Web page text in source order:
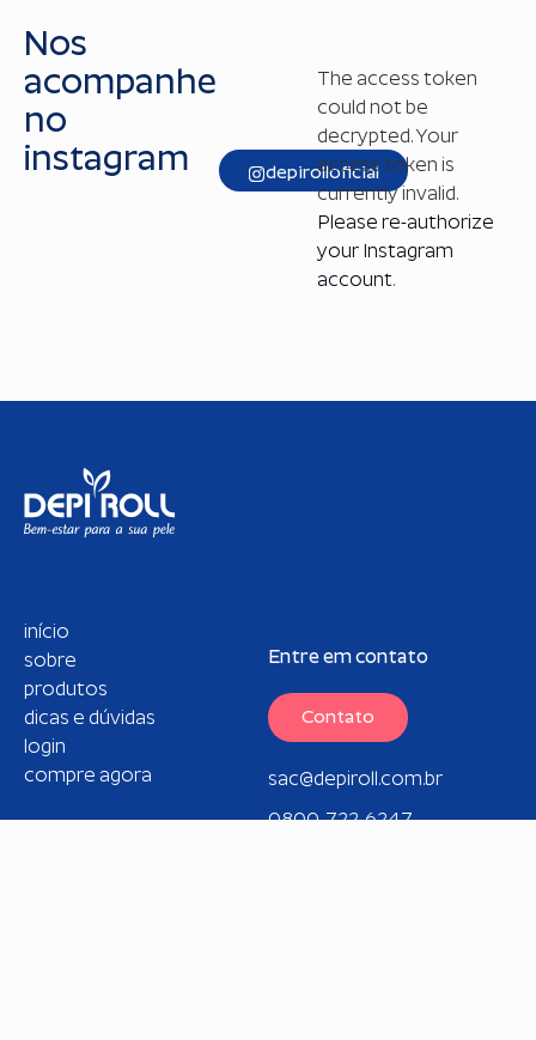
Nos
acompanhe
no
instagram
depirolloficial
The access token
could not be
decrypted. Your
access token is
currently invalid.
Please re-authorize
your Instagram
account.
início
sobre
produtos
dicas e dúvidas
login
compre agora
Entre em contato
Contato
sac@depiroll.com.br
0800-722-6247